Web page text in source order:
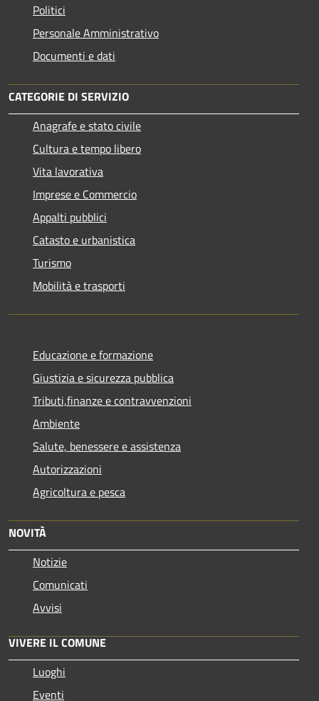
Politici
Personale Amministrativo
Documenti e dati
CATEGORIE DI SERVIZIO
Anagrafe e stato civile
Cultura e tempo libero
Vita lavorativa
Imprese e Commercio
Appalti pubblici
Catasto e urbanistica
Turismo
Mobilità e trasporti
Educazione e formazione
Giustizia e sicurezza pubblica
Tributi,finanze e contravvenzioni
Ambiente
Salute, benessere e assistenza
Autorizzazioni
Agricoltura e pesca
NOVITÀ
Notizie
Comunicati
Avvisi
VIVERE IL COMUNE
Luoghi
Eventi